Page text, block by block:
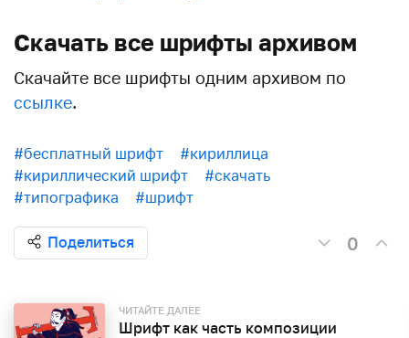
Скачать все шрифты архивом
Скачайте все шрифты одним архивом по
ссылке.
#бесплатный шрифт
#кириллица
#кириллический шрифт
#скачать
#типографика
#шрифт
Поделиться 0
ЧИТАЙТЕ ДАЛЕЕ
Шрифт как часть композиции